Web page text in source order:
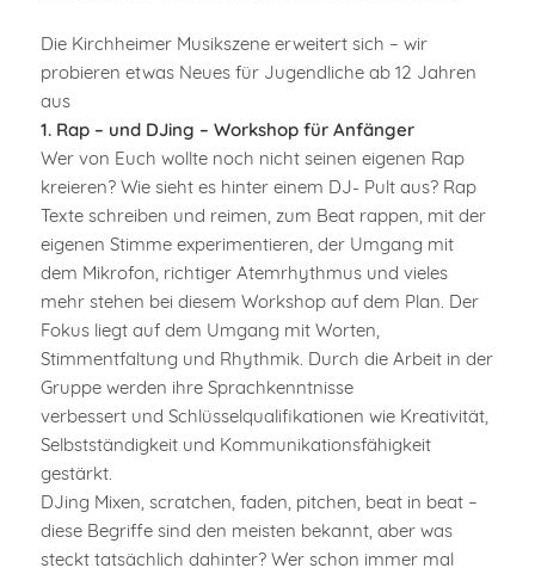
Die Kirchheimer Musikszene erweitert sich – wir
probieren etwas Neues für Jugendliche ab 12 Jahren
aus
1. Rap – und DJing – Workshop für Anfänger
Wer von Euch wollte noch nicht seinen eigenen Rap
kreieren? Wie sieht es hinter einem DJ- Pult aus? Rap
Texte schreiben und reimen, zum Beat rappen, mit der
eigenen Stimme experimentieren, der Umgang mit
dem Mikrofon, richtiger Atemrhythmus und vieles
mehr stehen bei diesem Workshop auf dem Plan. Der
Fokus liegt auf dem Umgang mit Worten,
Stimmentfaltung und Rhythmik. Durch die Arbeit in der
Gruppe werden ihre Sprachkenntnisse
verbessert und Schlüsselqualifikationen wie Kreativität,
Selbstständigkeit und Kommunikationsfähigkeit
gestärkt.
DJing Mixen, scratchen, faden, pitchen, beat in beat –
diese Begriffe sind den meisten bekannt, aber was
steckt tatsächlich dahinter? Wer schon immer mal